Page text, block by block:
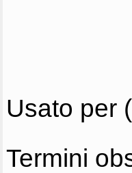
Usato per
Termini